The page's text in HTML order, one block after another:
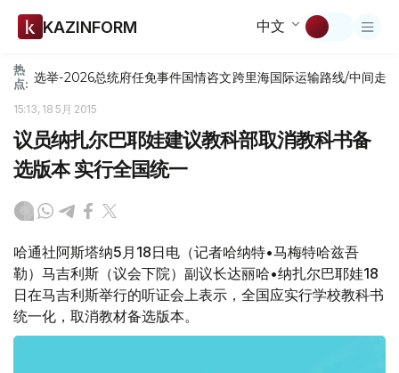
KAZINFORM 中文
热
点: 选举-2026总统府任免事件国情咨文跨里海国际运输路线/中间走廊
15:13, 18 5月 2015
议员纳扎尔巴耶娃建议教科部取消教科书备
选版本 实行全国统一
哈通社阿斯塔纳5月18日电（记者哈纳特•马梅特哈兹吾
勒）马吉利斯（议会下院）副议长达丽哈•纳扎尔巴耶娃18
日在马吉利斯举行的听证会上表示，全国应实行学校教科书
统一化，取消教材备选版本。